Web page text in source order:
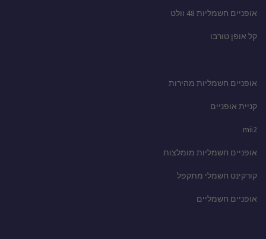
אופניים חשמליות 48 וולט
קל אופן טורבו
אופניים חשמליות מהירות
קניית אופניים
mii2
אופניים חשמליות מומלצות
קורקינט חשמלי מתקפל
אופניים חשמליים